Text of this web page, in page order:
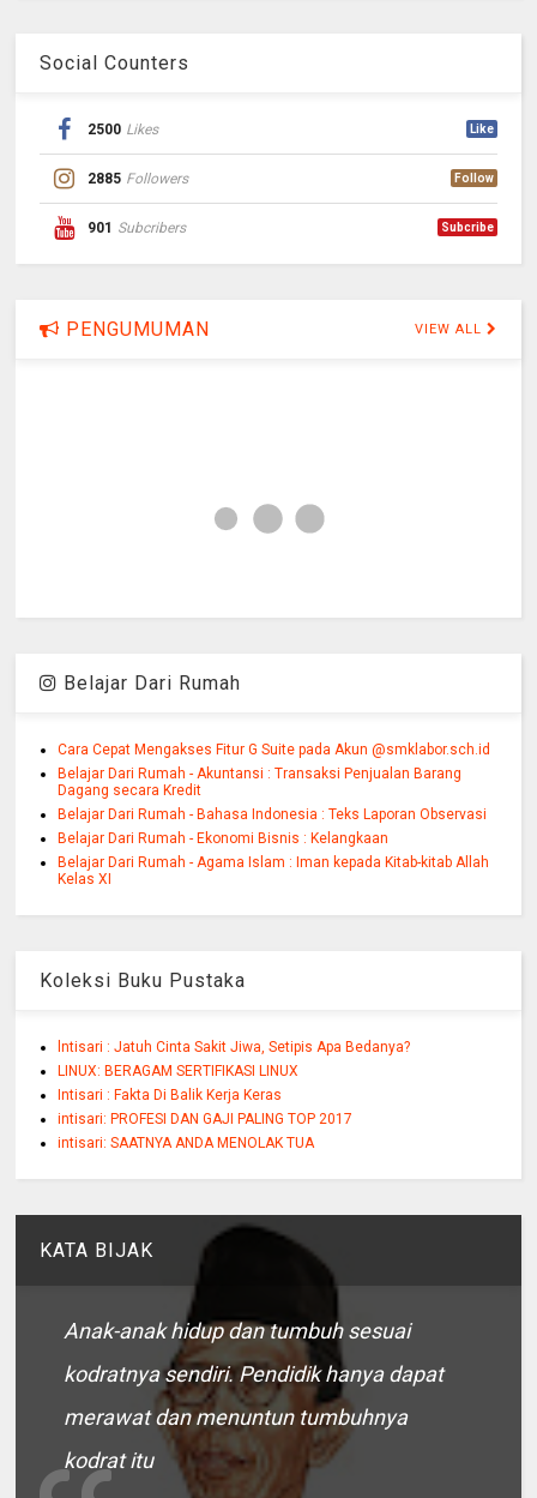
Social Counters
2500 Likes Like
2885 Followers Follow
901 Subcribers Subcribe
PENGUMUMAN VIEW ALL
Belajar Dari Rumah
Cara Cepat Mengakses Fitur G Suite pada Akun @smklabor.sch.id
Belajar Dari Rumah - Akuntansi : Transaksi Penjualan Barang
Dagang secara Kredit
Belajar Dari Rumah - Bahasa Indonesia : Teks Laporan Observasi
Belajar Dari Rumah - Ekonomi Bisnis : Kelangkaan
Belajar Dari Rumah - Agama Islam : Iman kepada Kitab-kitab Allah
Kelas XI
Koleksi Buku Pustaka
lntisari : Jatuh Cinta Sakit Jiwa, Setipis Apa Bedanya?
LINUX: BERAGAM SERTIFIKASI LINUX
Intisari : Fakta Di Balik Kerja Keras
intisari: PROFESI DAN GAJI PALING TOP 2017
intisari: SAATNYA ANDA MENOLAK TUA
KATA BIJAK
Anak-anak hidup dan tumbuh sesuai
kodratnya sendiri. Pendidik hanya dapat
merawat dan menuntun tumbuhnya
kodrat itu